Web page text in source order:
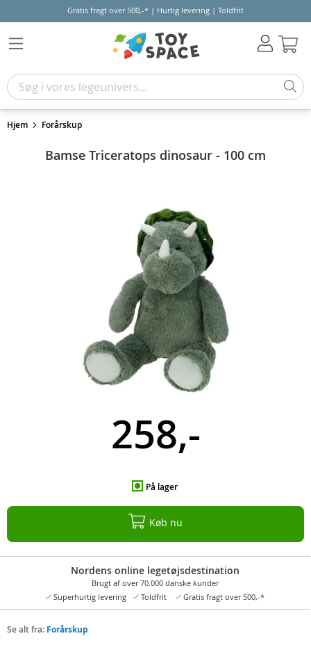
Gratis fragt over 500,-* | Hurtig levering | Toldfrit
Hjem Forårskup
Bamse Triceratops dinosaur - 100 cm
258,-
På lager
Køb nu
Nordens online legetøjsdestination
Brugt af over 70.000 danske kunder
Superhurtig levering
Toldfrit Gratis fragt over 500,-*
Se alt fra: Forårskup